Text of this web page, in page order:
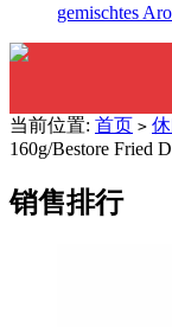
gemischtes
当前位置: 首页 >
160g/Bestore Fried
销售排行